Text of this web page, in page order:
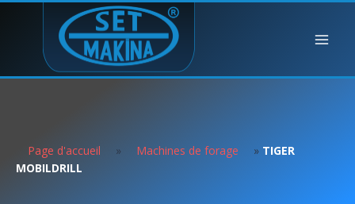
Page d'accueil » Machines de forage » TIGER
MOBILDRILL